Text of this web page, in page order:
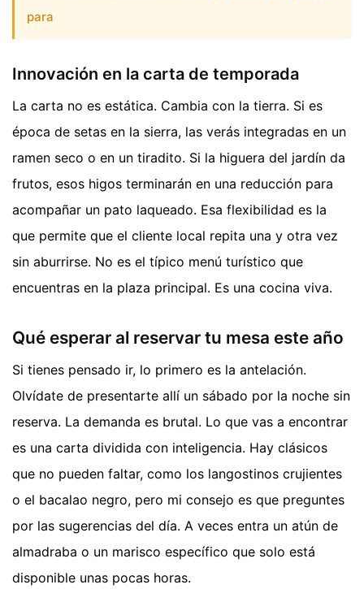
para
Innovación en la carta de temporada
La carta no es estática. Cambia con la tierra. Si es
época de setas en la sierra, las verás integradas en un
ramen seco o en un tiradito. Si la higuera del jardín da
frutos, esos higos terminarán en una reducción para
acompañar un pato laqueado. Esa flexibilidad es la
que permite que el cliente local repita una y otra vez
sin aburrirse. No es el típico menú turístico que
encuentras en la plaza principal. Es una cocina viva.
Qué esperar al reservar tu mesa este año
Si tienes pensado ir, lo primero es la antelación.
Olvídate de presentarte allí un sábado por la noche sin
reserva. La demanda es brutal. Lo que vas a encontrar
es una carta dividida con inteligencia. Hay clásicos
que no pueden faltar, como los langostinos crujientes
o el bacalao negro, pero mi consejo es que preguntes
por las sugerencias del día. A veces entra un atún de
almadraba o un marisco específico que solo está
disponible unas pocas horas.